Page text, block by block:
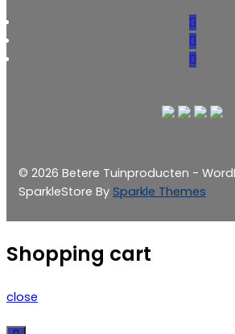
© 2026 Betere Tuinproducten -
SparkleStore By Sparkle Themes
Shopping cart
close